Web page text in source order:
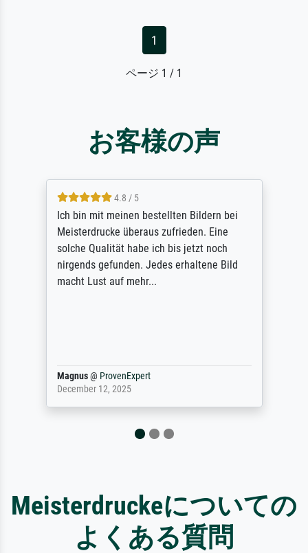
1
ページ 1 / 1
お客様の声
Bildern bei
zufrieden. Eine
bis jetzt noch
erhaltene Bild
Rundum positive
des Auftrags hat eine
angekündigte Lieferzeit
letztlich sogar etwas
Meisterdruckeについての
よくある質問